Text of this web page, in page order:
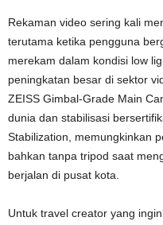
Rekaman video sering kali
terutama ketika pengguna
merekam dalam kondisi low
peningkatan besar di sektor
ZEISS Gimbal-Grade Main
dunia dan stabilisasi
Stabilization, memungkinkan
bahkan tanpa tripod saat
berjalan di pusat kota.
Untuk travel creator yang